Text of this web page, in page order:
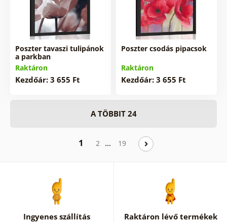
Poszter tavaszi tulipánok
a parkban
Raktáron
Kezdőár: 3 655 Ft
Poszter csodás pipacsok
Raktáron
Kezdőár: 3 655 Ft
A TÖBBIT 24
1 2 … 19
Ingyenes szállítás Raktáron lévő termékek